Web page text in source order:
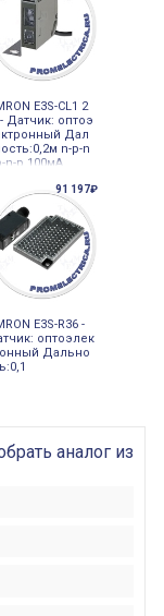
E3S-CL1 2
Датчик: оптоэ
Дал
n-p-n
n-p 100мА
91 197₽
E3S-R36 -
оптоэлек
Дально
аналог из